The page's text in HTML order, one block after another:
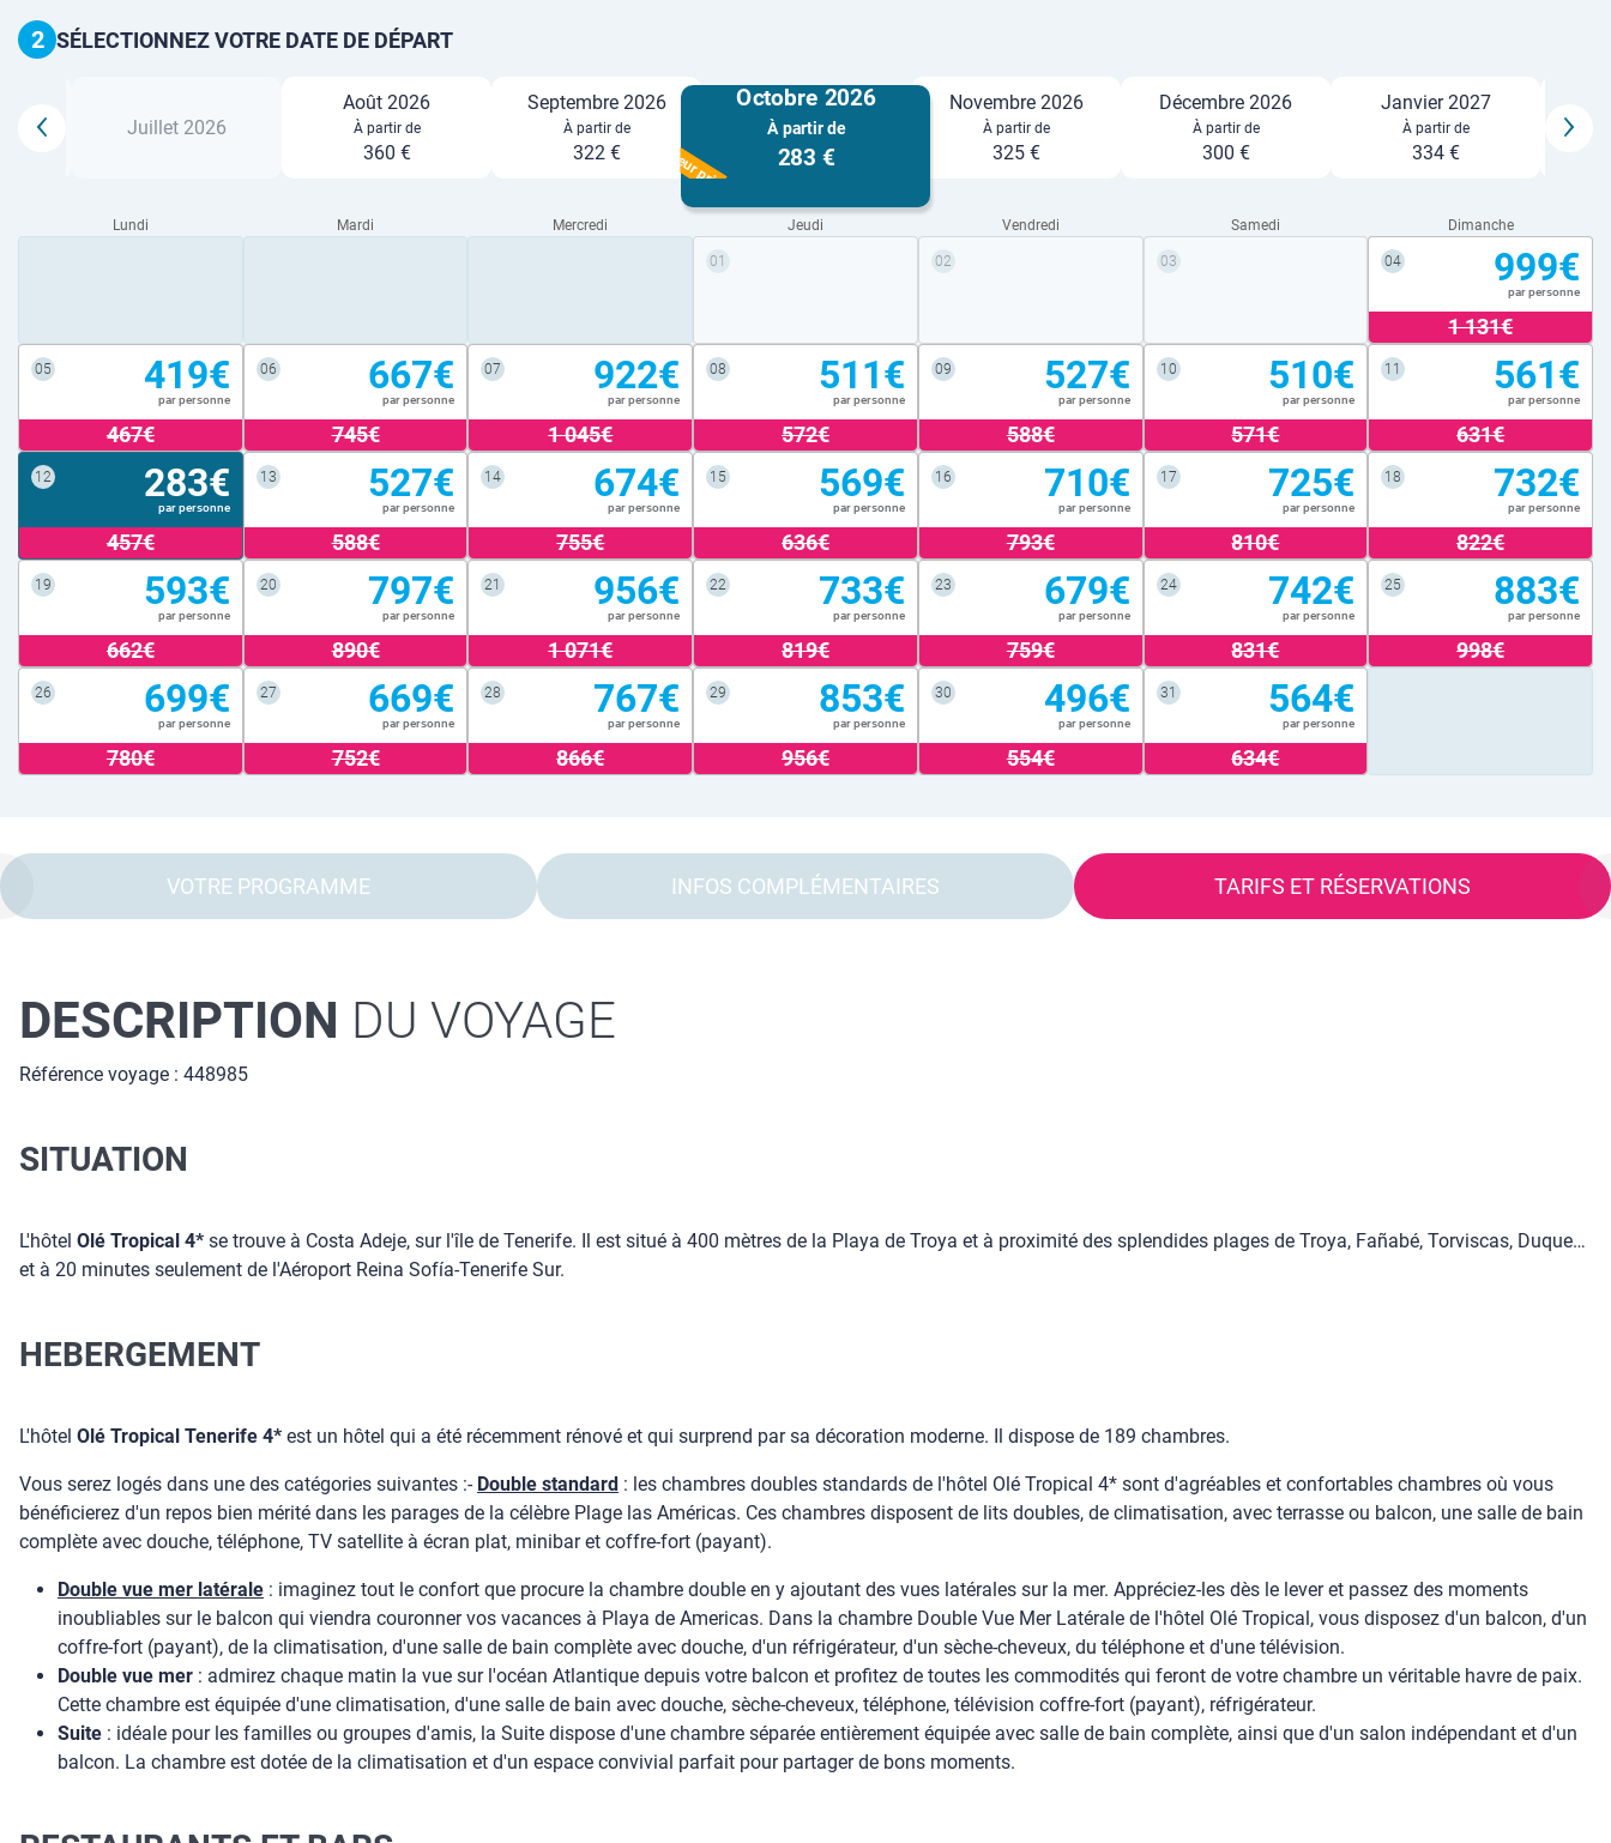
2 SÉLECTIONNEZ VOTRE DATE DE DÉPART
Juillet 2026
Août 2026
À partir de
360 €
Septembre 2026
À partir de
322 €
Octobre 2026
À partir de
283 €
Meilleur prix
Novembre 2026
À partir de
325 €
Décembre 2026
À partir de
300 €
Janvier 2027
À partir de
334 €
Lundi Mardi Mercredi Jeudi Vendredi Samedi Dimanche
01 02 03 04 999€
par personne
1 131€
05 419€
par personne
467€
06 667€
par personne
745€
07 922€
par personne
1 045€
08 511€
par personne
572€
09 527€
par personne
588€
10 510€
par personne
571€
11 561€
par personne
631€
12 283€
par personne
457€
13 527€
par personne
588€
14 674€
par personne
755€
15 569€
par personne
636€
16 710€
par personne
793€
17 725€
par personne
810€
18 732€
par personne
822€
19 593€
par personne
662€
20 797€
par personne
890€
21 956€
par personne
1 071€
22 733€
par personne
819€
23 679€
par personne
759€
24 742€
par personne
831€
25 883€
par personne
998€
26 699€
par personne
780€
27 669€
par personne
752€
28 767€
par personne
866€
29 853€
par personne
956€
30 496€
par personne
554€
31 564€
par personne
634€
VOTRE PROGRAMME INFOS COMPLÉMENTAIRES TARIFS ET RÉSERVATIONS
DESCRIPTION DU VOYAGE
Référence voyage : 448985
SITUATION
L'hôtel Olé Tropical 4* se trouve à Costa Adeje, sur l'île de Tenerife. Il est situé à 400 mètres de la Playa de Troya et à proximité des splendides plages de Troya, Fañabé, Torviscas, Duque…
et à 20 minutes seulement de l'Aéroport Reina Sofía-Tenerife Sur.
HEBERGEMENT
L'hôtel Olé Tropical Tenerife 4* est un hôtel qui a été récemment rénové et qui surprend par sa décoration moderne. Il dispose de 189 chambres.
Vous serez logés dans une des catégories suivantes :- Double standard : les chambres doubles standards de l'hôtel Olé Tropical 4* sont d'agréables et confortables chambres où vous
bénéficierez d'un repos bien mérité dans les parages de la célèbre Plage las Américas. Ces chambres disposent de lits doubles, de climatisation, avec terrasse ou balcon, une salle de bain
complète avec douche, téléphone, TV satellite à écran plat, minibar et coffre-fort (payant).
Double vue mer latérale : imaginez tout le confort que procure la chambre double en y ajoutant des vues latérales sur la mer. Appréciez-les dès le lever et passez des moments
inoubliables sur le balcon qui viendra couronner vos vacances à Playa de Americas. Dans la chambre Double Vue Mer Latérale de l'hôtel Olé Tropical, vous disposez d'un balcon, d'un
coffre-fort (payant), de la climatisation, d'une salle de bain complète avec douche, d'un réfrigérateur, d'un sèche-cheveux, du téléphone et d'une télévision.
Double vue mer : admirez chaque matin la vue sur l'océan Atlantique depuis votre balcon et profitez de toutes les commodités qui feront de votre chambre un véritable havre de paix.
Cette chambre est équipée d'une climatisation, d'une salle de bain avec douche, sèche-cheveux, téléphone, télévision coffre-fort (payant), réfrigérateur.
Suite : idéale pour les familles ou groupes d'amis, la Suite dispose d'une chambre séparée entièrement équipée avec salle de bain complète, ainsi que d'un salon indépendant et d'un
balcon. La chambre est dotée de la climatisation et d'un espace convivial parfait pour partager de bons moments.